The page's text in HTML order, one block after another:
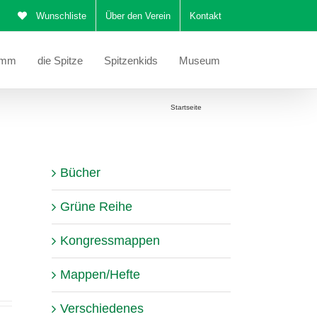
Wunschliste Über den Verein Kontakt
die Spitze Spitzenkids Museum
Startseite
Bücher
Grüne Reihe
Kongressmappen
Mappen/Hefte
Verschiedenes